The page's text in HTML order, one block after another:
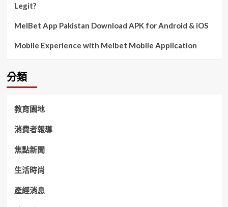
人
芒
Legit?
MelBet App Pakistan Download APK for Android & iOS
Mobile Experience with Melbet Mobile Application
分類
教育園地
消費者報導
焦點新聞
生活時尚
產經消息